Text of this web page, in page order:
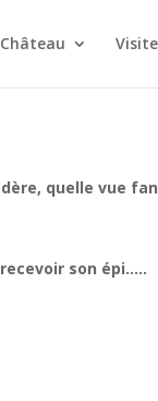
quelle vue
son épi…..